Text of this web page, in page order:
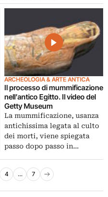
ARCHEOLOGIA & ARTE ANTICA
Il processo di mummificazione
nell’antico Egitto. Il video del
Getty Museum
La mummificazione, usanza
antichissima legata al culto
dei morti, viene spiegata
passo dopo passo in…
4 … 7
Pagina successiva